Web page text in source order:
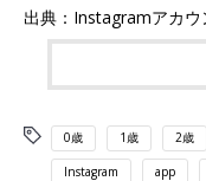
出典：Instagramアカウ
0歳 1歳 2歳
Instagram app